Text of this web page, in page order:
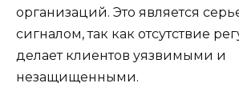
организаций. Это является
сигналом, так как отсутствие
делает клиентов уязвимыми и
незащищенными.